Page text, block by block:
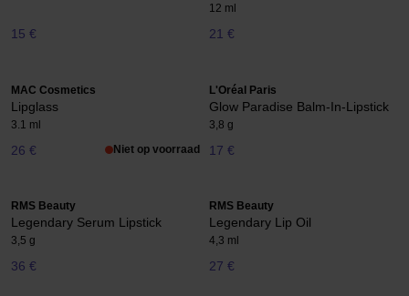
15 €
12 ml
21 €
MAC Cosmetics
Lipglass
3.1 ml
26 € Niet op voorraad
L'Oréal Paris
Glow Paradise Balm-In-Lipstick
3,8 g
17 €
RMS Beauty
Legendary Serum Lipstick
3,5 g
36 €
RMS Beauty
Legendary Lip Oil
4,3 ml
27 €